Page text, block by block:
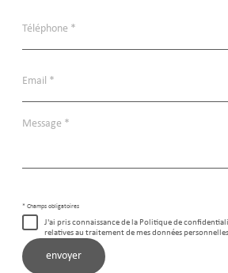
*
*
Message
* Champs obligatoires
J'ai pris connaissance de la Politique de
relatives au traitement de mes données
envoyer